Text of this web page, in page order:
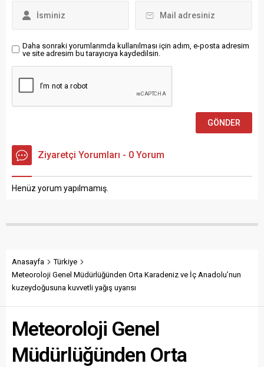
Martina Rosenberg, “Bir
Daha sonraki yorumlarımda kullanılması için adım, e-posta adresim
ve site adresim bu tarayıcıya kaydedilsin.
Ziyaretçi Yorumları - 0 Yorum
Henüz yorum yapılmamış.
Anasayfa
Türkiye
Meteoroloji Genel Müdürlüğünden Orta Karadeniz ve İç Anadolu’nun
kuzeydoğusuna kuvvetli yağış uyarısı
Meteoroloji Genel
Müdürlüğünden Orta